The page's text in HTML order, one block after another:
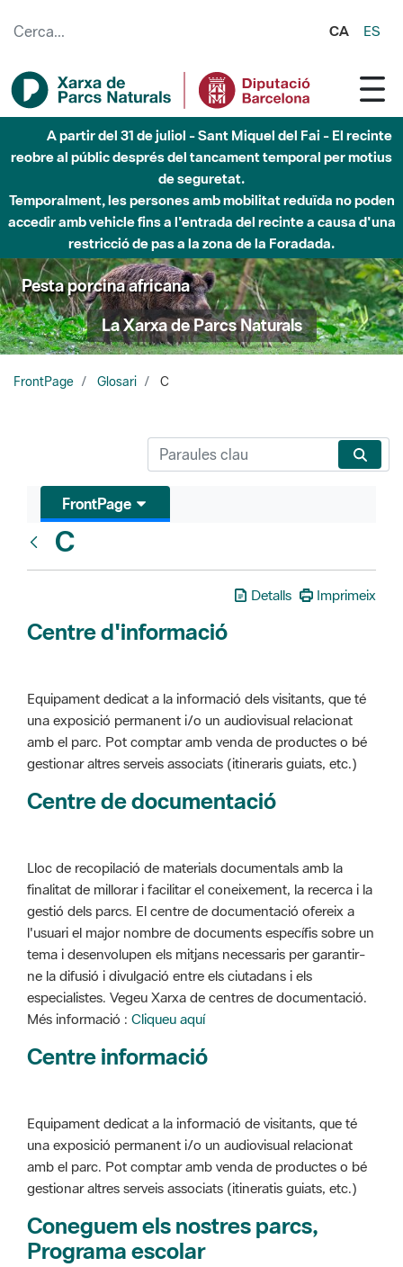
CA ES
A partir del 31 de juliol - Sant Miquel del Fai - El recinte
reobre al públic després del tancament temporal per motius
de seguretat.
Temporalment, les persones amb mobilitat reduïda no poden
accedir amb vehicle fins a l'entrada del recinte a causa d'una
restricció de pas a la zona de la Foradada.
Pesta porcina africana
La Xarxa de Parcs Naturals
FrontPage Glosari C
FrontPage
C
Detalls Imprimeix
Centre d'informació
Equipament dedicat a la informació dels visitants, que té
una exposició permanent i/o un audiovisual relacionat
amb el parc. Pot comptar amb venda de productes o bé
gestionar altres serveis associats (itineraris guiats, etc.)
Centre de documentació
Lloc de recopilació de materials documentals amb la
finalitat de millorar i facilitar el coneixement, la recerca i la
gestió dels parcs. El centre de documentació ofereix a
l'usuari el major nombre de documents específis sobre un
tema i desenvolupen els mitjans necessaris per garantir-
ne la difusió i divulgació entre els ciutadans i els
especialistes. Vegeu Xarxa de centres de documentació.
Més informació : Cliqueu aquí
Centre informació
Equipament dedicat a la informació de visitants, que té
una exposició permanent i/o un audiovisual relacionat
amb el parc. Pot comptar amb venda de productes o bé
gestionar altres serveis associats (itineratis guiats, etc.)
Coneguem els nostres parcs,
Programa escolar